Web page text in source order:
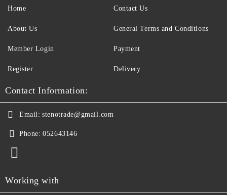
Home
About Us
Member Login
Register
Contact Us
General Terms and Conditions
Payment
Delivery
Contact Information:
Email: stenotrade@gmail.com
Phone: 052643146
Working with